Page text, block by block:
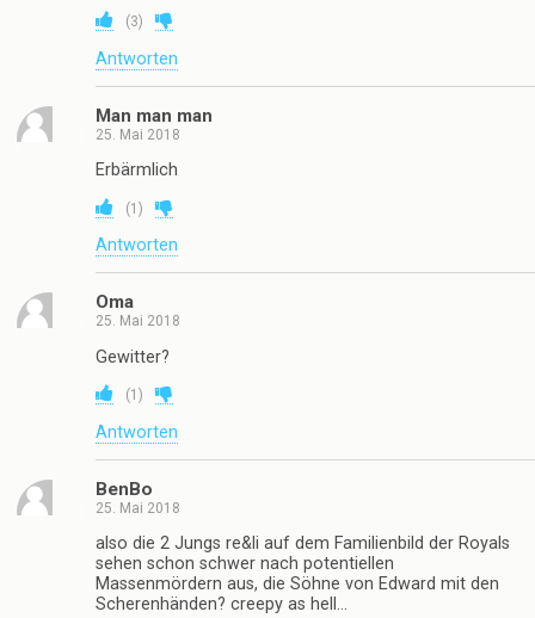
(3)
Antworten
Man man man
25. Mai 2018
Erbärmlich
(1 )
Antworten
Oma
25. Mai 2018
Gewitter?
(1 )
Antworten
BenBo
25. Mai 2018
also die 2 Jungs re&li auf dem Familienbild der Royals
sehen schon schwer nach potentiellen
Massenmördern aus, die Söhne von Edward mit den
Scherenhänden? creepy as hell…